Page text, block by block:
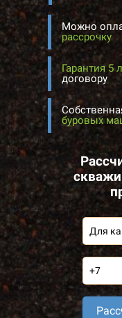
буровых
Можно
рассрочку
Для
Гарантия 5
договору